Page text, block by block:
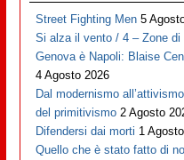
Street Fighting Men 5
Si alza il vento / 4 – Zone di
Genova è Napoli: Blaise
4 Agosto 2026
Dal modernismo
del primitivismo 2 Agosto
Difendersi dai morti 1
Quello che è stato fatto di